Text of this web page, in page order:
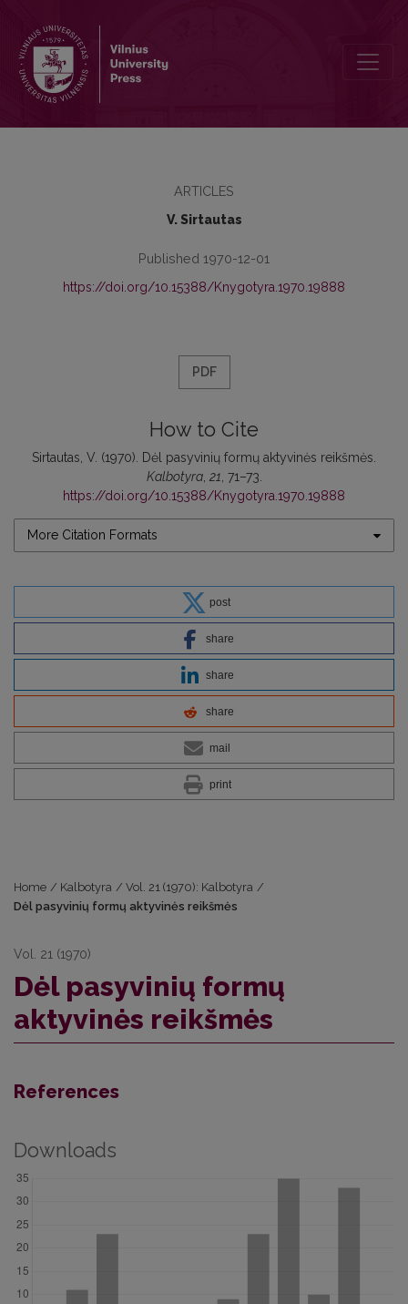
ARTICLES
V. Sirtautas
Published 1970-12-01
https://doi.org/10.15388/Knygotyra.1970.19888
PDF
How to Cite
Sirtautas, V. (1970). Dėl pasyvinių formų aktyvinės reikšmės.
Kalbotyra, 21 , 71–73.
https://doi.org/10.15388/Knygotyra.1970.19888
More Citation Formats
post
share
share
share
mail
print
Home / Kalbotyra / Vol. 21 (1970): Kalbotyra /
Dėl pasyvinių formų aktyvinės reikšmės
Vol. 21 (1970)
Dėl pasyvinių formų
aktyvinės reikšmės
References
Downloads